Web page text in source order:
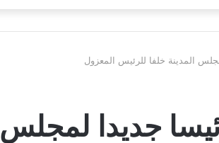
المدينة خلفا للرئيس المعزول
جديدا لمجلس